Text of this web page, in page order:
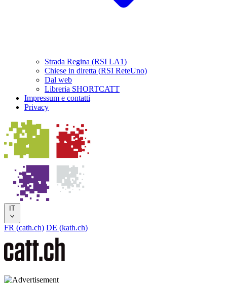
Strada Regina (RSI LA1)
Chiese in diretta (RSI ReteUno)
Dal web
Libreria SHORTCATT
Impressum e contatti
Privacy
IT
FR (cath.ch) DE (kath.ch)